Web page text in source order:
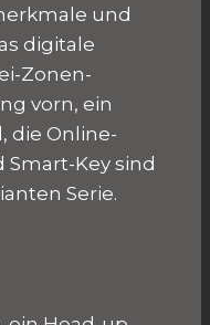
und
digitale
Zonen-
vorn, ein
die Online-
Smart-Key sind
Serie.